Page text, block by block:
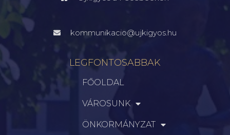
kommunikacio@ujkigyos.hu
LEGFONTOSABBAK
FŐOLDAL
VÁROSUNK
ÖNKORMÁNYZAT